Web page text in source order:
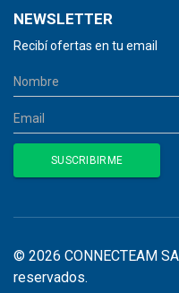
NEWSLETTER
Recibí ofertas en tu email
© 2026 CONNECTEAM
reservados.